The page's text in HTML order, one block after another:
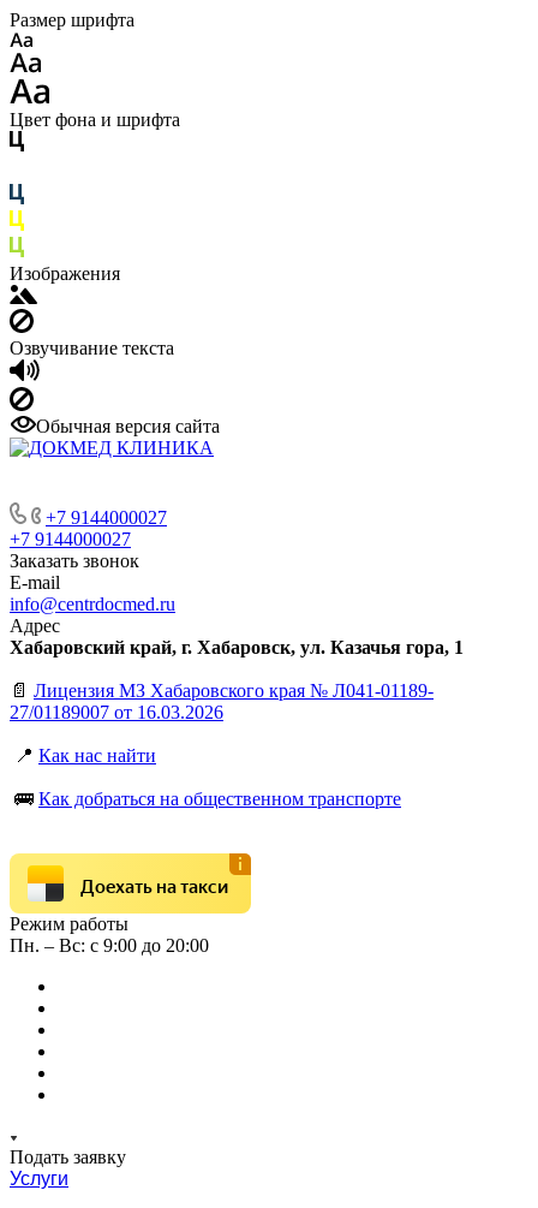
Размер шрифта
Цвет фона и шрифта
Изображения
Озвучивание текста
Обычная версия сайта
+7 9144000027
+7 9144000027
Заказать звонок
E-mail
info@centrdocmed.ru
Адрес
Хабаровский край, г. Хабаровск, ул. Казачья гора, 1
📄 Лицензия МЗ Хабаровского края № Л041-01189-
27/01189007 от 16.03.2026
📍 Как нас найти
🚌 Как добраться на общественном транспорте
Доехать на такси
Режим работы
Пн. – Вс: с 9:00 до 20:00
Подать заявку
Услуги